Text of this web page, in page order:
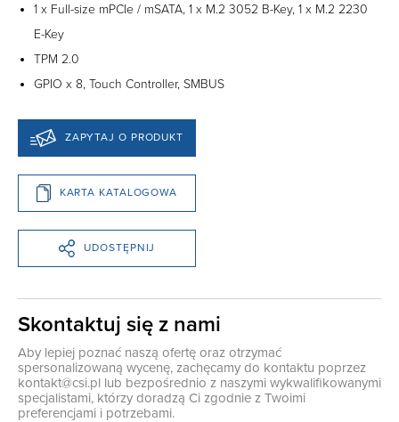
1 x Full-size mPCIe / mSATA, 1 x M.2 3052 B-Key, 1 x M.2 2230
E-Key
TPM 2.0
GPIO x 8, Touch Controller, SMBUS
ZAPYTAJ O PRODUKT
KARTA KATALOGOWA
UDOSTĘPNIJ
Skontaktuj się z nami
Aby lepiej poznać naszą ofertę oraz otrzymać
spersonalizowaną wycenę, zachęcamy do kontaktu poprzez
kontakt@csi.pl lub bezpośrednio z naszymi wykwalifikowanymi
specjalistami, którzy doradzą Ci zgodnie z Twoimi
preferencjami i potrzebami.